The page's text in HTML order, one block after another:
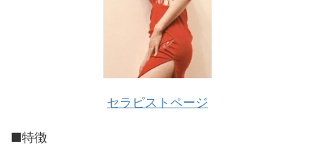
セラピストページ
■特徴